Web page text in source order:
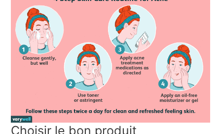
Choisir le bon produit